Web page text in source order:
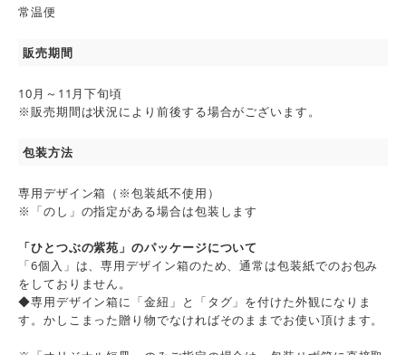
常温便
販売期間
10月～11月下旬頃
※販売期間は状況により前後する場合がございます。
包装方法
専用デザイン箱（※包装紙不使用）
※「のし」の指定がある場合は包装します
「ひとつぶの紫苑」のパッケージについて
「6個入」は、専用デザイン箱のため、通常は包装紙でのお包み
をしておりません。
◆専用デザイン箱に「金紐」と「タグ」を付けた外観になりま
す。かしこまった贈り物でなければそのままでお使い頂けます。